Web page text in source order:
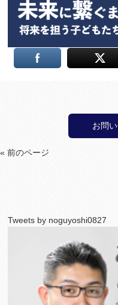
お問
« 前のページ
Tweets by noguyoshi0827